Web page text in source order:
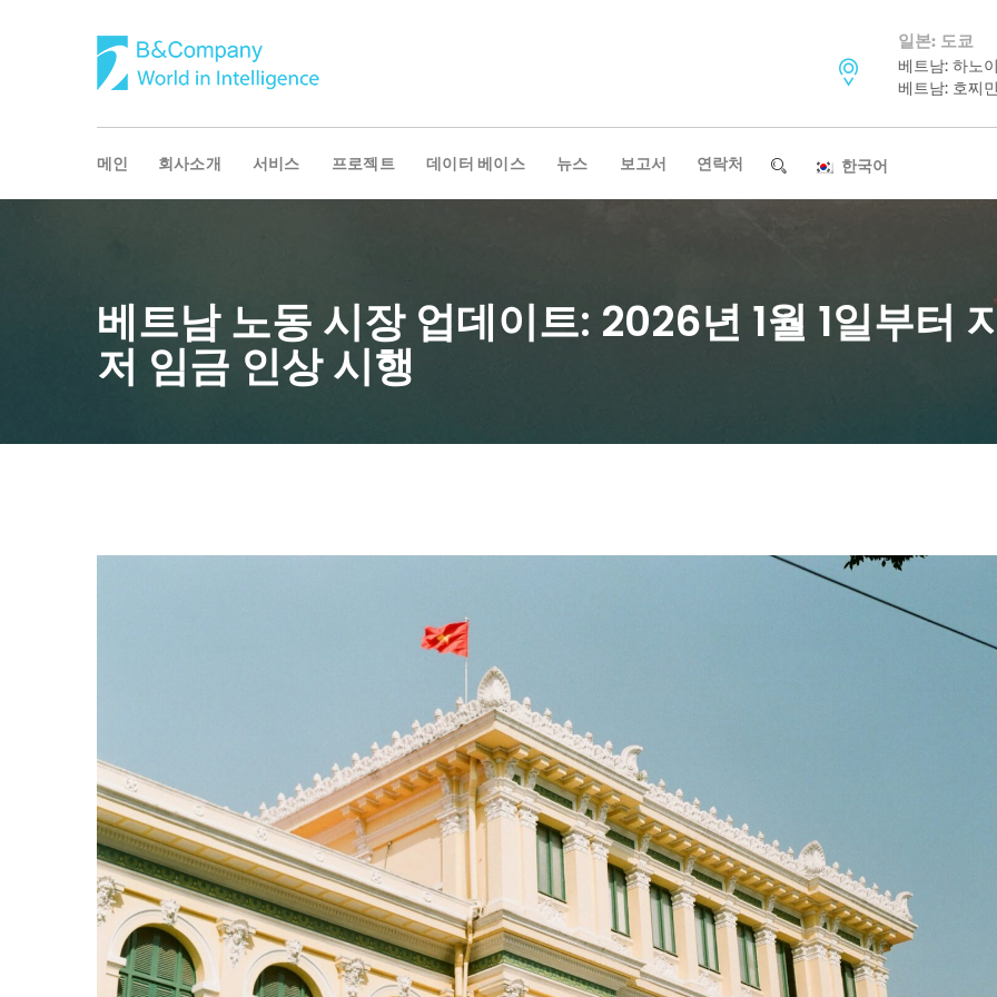
일본: 도쿄
베트남: 하노
베트남: 호찌
메인 회사소개 서비스 프로젝트 데이터 베이스 뉴스 보고서 연락처 한국어
베트남 노동 시장 업데이트: 2026년 1월 1일부터
저 임금 인상 시행
뉴스레터 구독